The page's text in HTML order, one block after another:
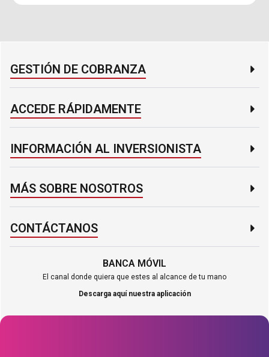
GESTIÓN DE COBRANZA​
ACCEDE RÁPIDAMENTE​
INFORMACIÓN AL INVERSIONISTA​
MÁS SOBRE NOSOTROS​
CONTÁCTANOS​
BANCA MÓVIL
El canal donde quiera que estes al alcance de tu mano
Descarga aquí nuestra aplicación